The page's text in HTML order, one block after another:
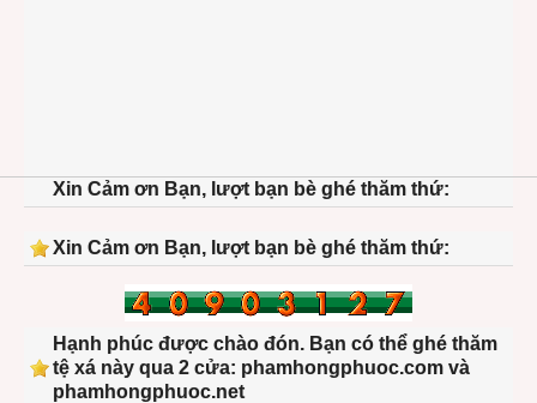
Xin Cảm ơn Bạn, lượt bạn bè ghé thăm thứ:
Xin Cảm ơn Bạn, lượt bạn bè ghé thăm thứ:
Hạnh phúc được chào đón. Bạn có thể ghé thăm
tệ xá này qua 2 cửa: phamhongphuoc.com và
phamhongphuoc.net